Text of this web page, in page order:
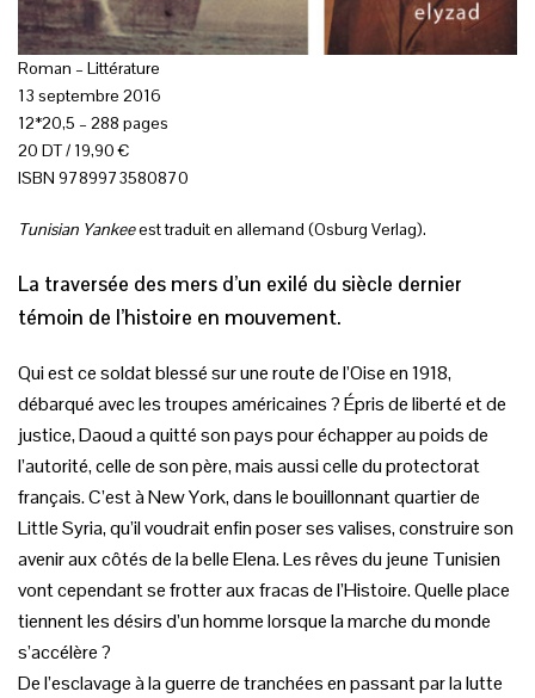
Roman – Littérature
13 septembre 2016
12*20,5 – 288 pages
20 DT / 19,90 €
ISBN 9789973580870
Tunisian Yankeeest traduit en allemand (Osburg Verlag).
La traversée des mers d’un exilé du siècle dernier
témoin de l’histoire en mouvement.
Qui est ce soldat blessé sur une route de l’Oise en 1918,
débarqué avec les troupes américaines ? Épris de liberté et de
justice, Daoud a quitté son pays pour échapper au poids de
l’autorité, celle de son père, mais aussi celle du protectorat
français. C’est à New York, dans le bouillonnant quartier de
Little Syria, qu’il voudrait enfin poser ses valises, construire son
avenir aux côtés de la belle Elena. Les rêves du jeune Tunisien
vont cependant se frotter aux fracas de l’Histoire. Quelle place
tiennent les désirs d’un homme lorsque la marche du monde
s’accélère ?
De l’esclavage à la guerre de tranchées en passant par la lutte